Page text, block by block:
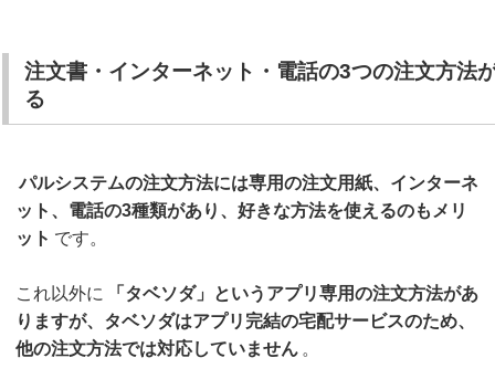
注文書・インターネット・電話の3つの注文方法
る
パルシステムの注文方法には専用の注文用紙、インターネ
ット、電話の3種類があり、好きな方法を使えるのもメリ
ット です。
これ以外に
「タベソダ」というアプリ専用の注文方法があ
りますが、タベソダはアプリ完結の宅配サービスのため、
他の注文方法では対応していません 。